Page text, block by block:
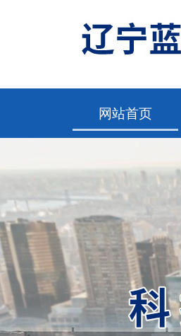
网站首页